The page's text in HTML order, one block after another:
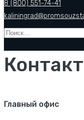
8 (800) 551-74-41
Найти:
Главный офис